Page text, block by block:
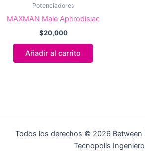
Potenciadores
MAXMAN Male Aphrodisiac
$20,000
Añadir al carrito
Todos los derechos © 2026 Between
Tecnopolis